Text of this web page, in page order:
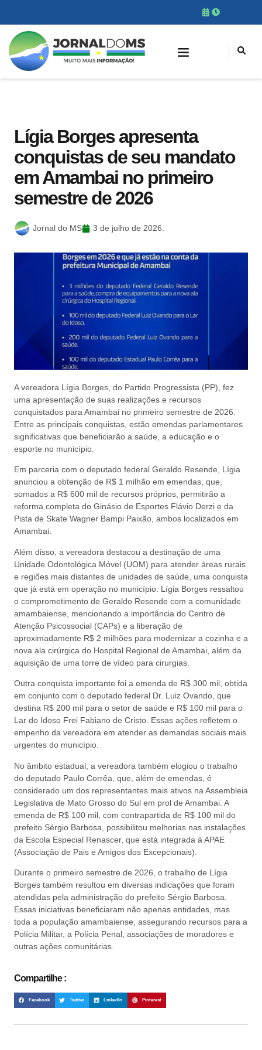
Lígia Borges apresenta
conquistas de seu mandato
em Amambai no primeiro
semestre de 2026
Jornal do MS 3 de julho de 2026.
A vereadora Lígia Borges, do Partido Progressista (PP), fez
uma apresentação de suas realizações e recursos
conquistados para Amambai no primeiro semestre de 2026.
Entre as principais conquistas, estão emendas parlamentares
significativas que beneficiarão a saúde, a educação e o
esporte no município.
Em parceria com o deputado federal Geraldo Resende, Lígia
anunciou a obtenção de R$ 1 milhão em emendas, que,
somados a R$ 600 mil de recursos próprios, permitirão a
reforma completa do Ginásio de Esportes Flávio Derzi e da
Pista de Skate Wagner Bampi Paixão, ambos localizados em
Amambai.
Além disso, a vereadora destacou a destinação de uma
Unidade Odontológica Móvel (UOM) para atender áreas rurais
e regiões mais distantes de unidades de saúde, uma conquista
que já está em operação no município. Lígia Borges ressaltou
o comprometimento de Geraldo Resende com a comunidade
amambaiense, mencionando a importância do Centro de
Atenção Psicossocial (CAPs) e a liberação de
aproximadamente R$ 2 milhões para modernizar a cozinha e a
nova ala cirúrgica do Hospital Regional de Amambai, além da
aquisição de uma torre de vídeo para cirurgias.
Outra conquista importante foi a emenda de R$ 300 mil, obtida
em conjunto com o deputado federal Dr. Luiz Ovando, que
destina R$ 200 mil para o setor de saúde e R$ 100 mil para o
Lar do Idoso Frei Fabiano de Cristo. Essas ações refletem o
empenho da vereadora em atender as demandas sociais mais
urgentes do município.
No âmbito estadual, a vereadora também elogiou o trabalho
do deputado Paulo Corrêa, que, além de emendas, é
considerado um dos representantes mais ativos na Assembleia
Legislativa de Mato Grosso do Sul em prol de Amambai. A
emenda de R$ 100 mil, com contrapartida de R$ 100 mil do
prefeito Sérgio Barbosa, possibilitou melhorias nas instalações
da Escola Especial Renascer, que está integrada à APAE
(Associação de Pais e Amigos dos Excepcionais).
Durante o primeiro semestre de 2026, o trabalho de Lígia
Borges também resultou em diversas indicações que foram
atendidas pela administração do prefeito Sérgio Barbosa.
Essas iniciativas beneficiaram não apenas entidades, mas
toda a população amambaiense, assegurando recursos para a
Polícia Militar, a Polícia Penal, associações de moradores e
outras ações comunitárias.
Compartilhe :
Facebook Twitter LinkedIn Pinterest